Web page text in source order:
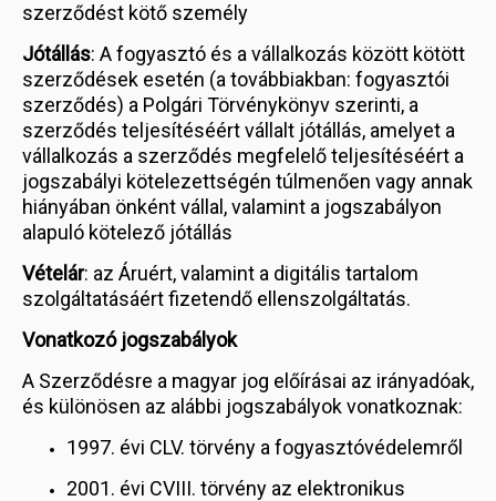
szerződést kötő személy
Jótállás: A fogyasztó és a vállalkozás között kötött
szerződések esetén (a továbbiakban: fogyasztói
szerződés) a Polgári Törvénykönyv szerinti, a
szerződés teljesítéséért vállalt jótállás, amelyet a
vállalkozás a szerződés megfelelő teljesítéséért a
jogszabályi kötelezettségén túlmenően vagy annak
hiányában önként vállal, valamint a jogszabályon
alapuló kötelező jótállás
Vételár: az Áruért, valamint a digitális tartalom
szolgáltatásáért fizetendő ellenszolgáltatás.
Vonatkozó jogszabályok
A Szerződésre a magyar jog előírásai az irányadóak,
és különösen az alábbi jogszabályok vonatkoznak:
1997. évi CLV. törvény a fogyasztóvédelemről
2001. évi CVIII. törvény az elektronikus